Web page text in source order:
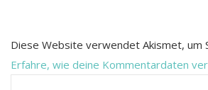
Diese Website verwendet Akismet, um
Erfahre, wie deine Kommentardaten